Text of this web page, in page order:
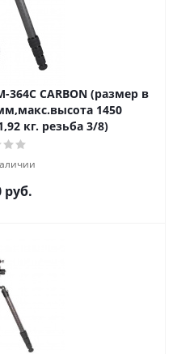
CARBON (размер в
1450
кг. резьба 3/8)
руб.